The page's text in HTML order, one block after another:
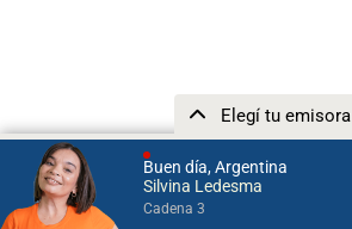
Buen día, Argentina
Silvina Ledesma
Cadena 3
Elegí tu emisora